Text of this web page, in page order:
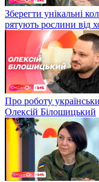
Зберегти унікальні
рятують рослини від
Про роботу
Олексій Білошицький